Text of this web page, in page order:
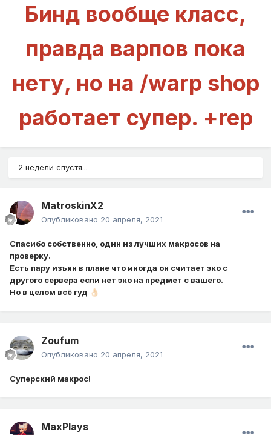
Бинд вообще класс,
правда варпов пока
нету, но на /warp shop
работает супер. +rep
2 недели спустя...
MatroskinX2
Опубликовано 20 апреля, 2021
Спасибо собственно, один из лучших макросов на
проверку.
Есть пару изъян в плане что иногда он считает эко с
другого сервера если нет эко на предмет с вашего.
Но в целом всё гуд 👌🏻
Zoufum
Опубликовано 20 апреля, 2021
Суперский макрос!
MaxPlays